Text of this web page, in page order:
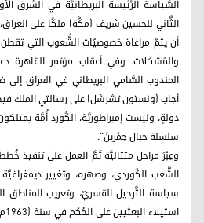
السَّياسة الرَّئيسة البريطانيَّة في الشَّرق
الثَّاني للحسين شريف (مكَّة) ملكًا على
أن يتمّ مراعاة خصوصيّات الشُّعوب التي تقطن
والمُشكلات. وفي أعقاب مؤتمر القاهرة
المندوب السَّامي البريطاني في العراق
أجاب (ونستون تشرشل) على رسالتي الملك
دولةٍ، وليست إمبراطوريَّة، الكُورد أُمَّة
سلسلة جبال حِمْرينَ".
وعِبْرَ مراحل متتاليَّة تَمَّ العمل على تنفيذ
الشَّعب الكُوردي، وصهره، وتغيير ديمغرافيَّة
سياسة التَّرحيل القسريّ، وتعريب المناطق